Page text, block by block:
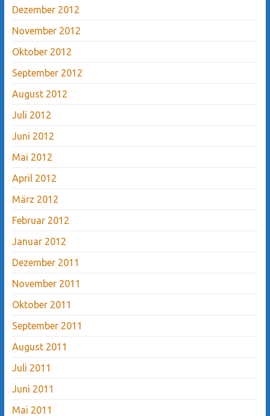
Dezember 2012
November 2012
Oktober 2012
September 2012
August 2012
Juli 2012
Juni 2012
Mai 2012
April 2012
März 2012
Februar 2012
Januar 2012
Dezember 2011
November 2011
Oktober 2011
September 2011
August 2011
Juli 2011
Juni 2011
Mai 2011